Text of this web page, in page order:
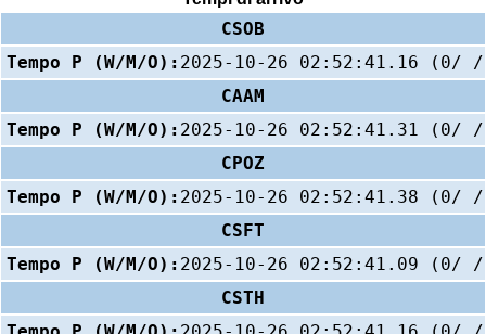
CSOB
Tempo P (W/M/O): 2025-10-26 02:52:41.16 (0/
CAAM
Tempo P (W/M/O): 2025-10-26 02:52:41.31 (0/
CPOZ
Tempo P (W/M/O): 2025-10-26 02:52:41.38 (0/
CSFT
Tempo P (W/M/O): 2025-10-26 02:52:41.09 (0/
CSTH